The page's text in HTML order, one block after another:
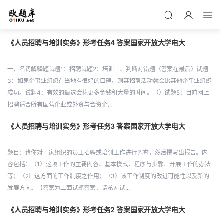
《人员招聘与培训实务》形考任务4 答案国家开放大学电大
一、名词解释题试题1：招聘试题2：培训二、判断对错题（答案在最后）试题
3：如果企事业组织在当地有很好的口碑，则其招聘活动就会比其他企事业组织
成功。试题4：有效的甄选会花更多金钱和大量的时间。（）试题5：目前网上
招聘适合所有国营企业或外资与合资企...
《人员招聘与培训实务》形考任务3 答案国家开放大学电大
题目：请你对一家组织的员工招聘或培训工作进行调查，然后撰写出报告。内
容包括：（1）这项工作的主要内容、基本模式、程序与步骤、开展工作的办法
等；（2）这方面的工作制度之作用；（3）该工作制度的改进可能性以及新的
发展方向。【答案为上面试题答案，请核对试...
《人员招聘与培训实务》形考任务2 答案国家开放大学电大